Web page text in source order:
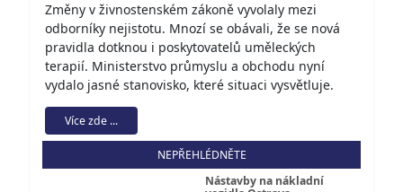
Změny v živnostenském zákoně vyvolaly mezi
odborníky nejistotu. Mnozí se obávali, že se nová
pravidla dotknou i poskytovatelů uměleckých
terapií. Ministerstvo průmyslu a obchodu nyní
vydalo jasné stanovisko, které situaci vysvětluje.
Více zde ...
NEPŘEHLÉDNĚTE
Nástavby na nákladní